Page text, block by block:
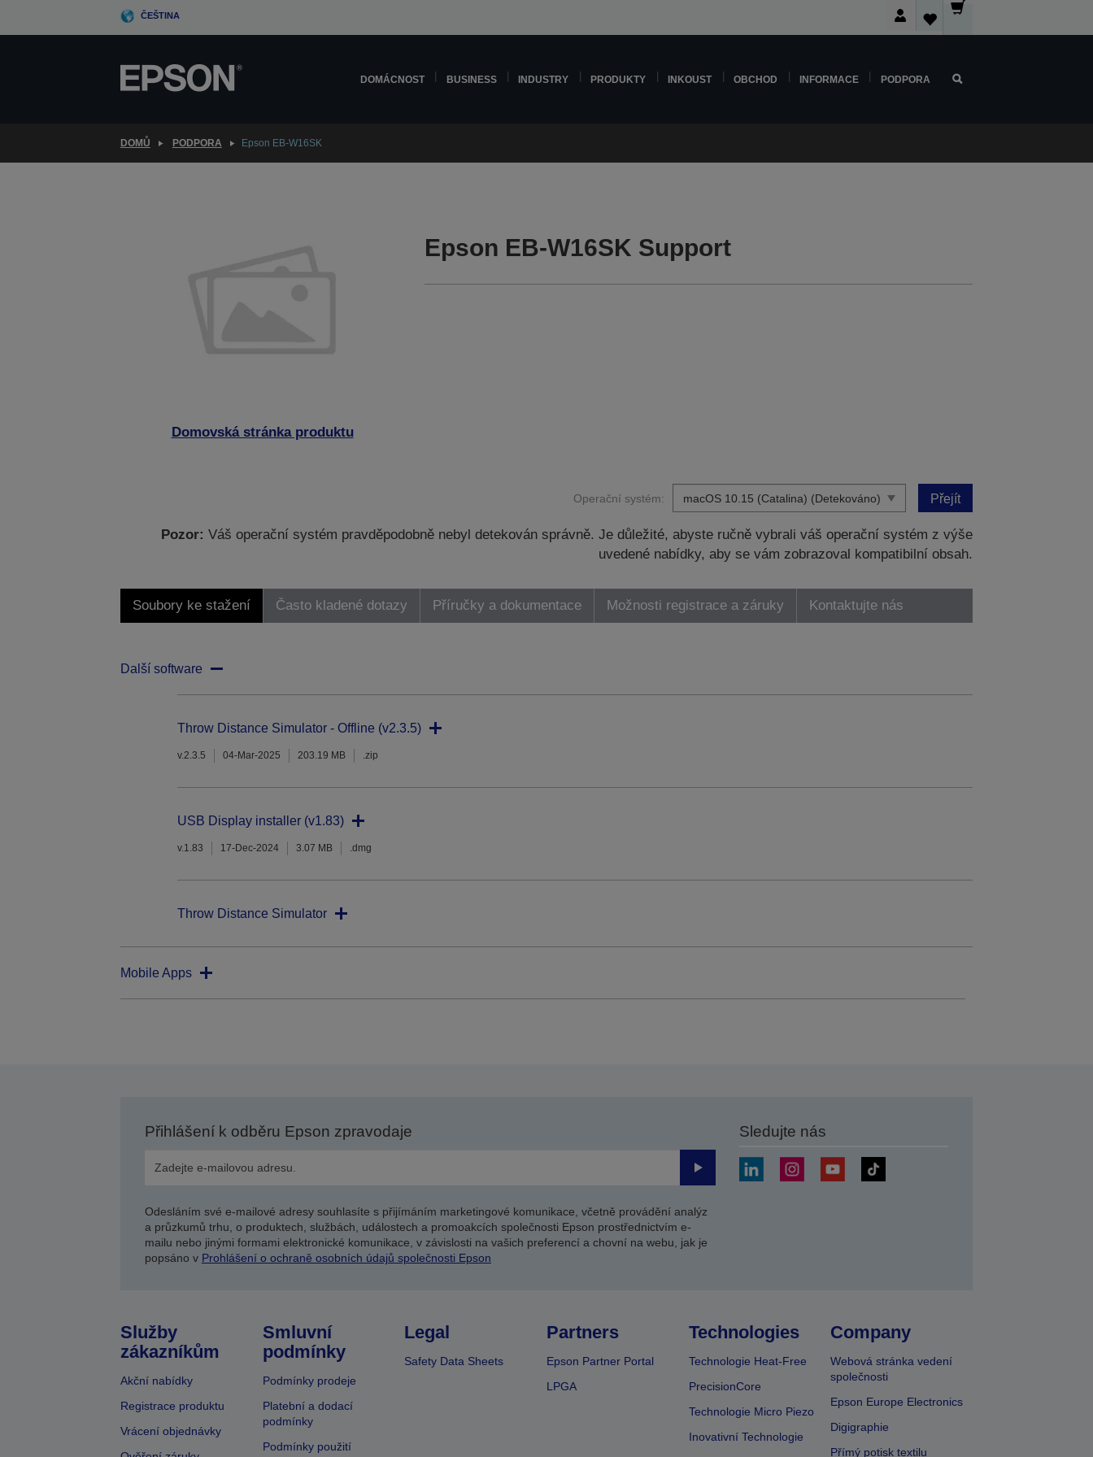
ČEŠTINA
DOMÁCNOST BUSINESS INDUSTRY PRODUKTY INKOUST OBCHOD INFORMACE PODPORA
DOMŮ PODPORA Epson EB-W16SK
Domovská stránka produktu
Epson EB-W16SK Support
Operační systém: Přejít
Pozor: Váš operační systém pravděpodobně nebyl detekován správně. Je důležité, abyste ručně vybrali váš operační systém z výše
uvedené nabídky, aby se vám zobrazoval kompatibilní obsah.
Soubory ke stažení Často kladené dotazy Příručky a dokumentace Možnosti registrace a záruky Kontaktujte nás
Další software
Throw Distance Simulator - Offline (v2.3.5)
v.2.3.5 04-Mar-2025 203.19 MB .zip
USB Display installer (v1.83)
v.1.83 17-Dec-2024 3.07 MB .dmg
Throw Distance Simulator
Mobile Apps
Přihlášení k odběru Epson zpravodaje
Odeslat
Odesláním své e-mailové adresy souhlasíte s přijímáním marketingové komunikace, včetně provádění analýz
a průzkumů trhu, o produktech, službách, událostech a promoakcích společnosti Epson prostřednictvím e-
mailu nebo jinými formami elektronické komunikace, v závislosti na vašich preferencí a chovní na webu, jak je
popsáno v Prohlášení o ochraně osobních údajů společnosti Epson
Sledujte nás
Služby
zákazníkům
Akční nabídky
Registrace produktu
Vrácení objednávky
Smluvní
podmínky
Podmínky prodeje
Platební a dodací
podmínky
Podmínky použití
Legal
Safety Data Sheets
Partners
Epson Partner Portal
LPGA
Technologies
Technologie Heat-Free
PrecisionCore
Technologie Micro Piezo
Inovativní Technologie
Company
Webová stránka vedení
společnosti
Epson Europe Electronics
Digigraphie
Přímý potisk textilu